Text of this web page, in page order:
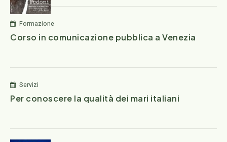
Formazione
Corso in comunicazione pubblica a Venezia
Servizi
Per conoscere la qualità dei mari italiani